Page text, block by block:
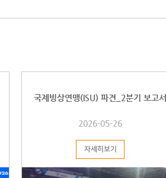
국제빙상연맹(ISU) 파견_2분기 보고서
2026-05-26
자세히보기